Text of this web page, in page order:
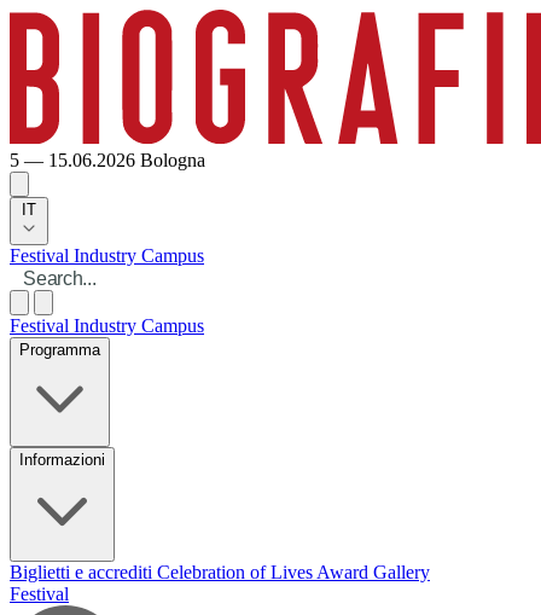
5 — 15.06.2026 Bologna
IT
Festival Industry Campus
Festival Industry Campus
Programma
Informazioni
Biglietti e accrediti Celebration of Lives Award Gallery
Festival